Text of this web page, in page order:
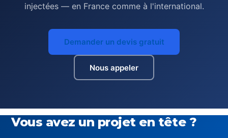
injectées — en France comme à l'international.
Demander un devis gratuit
Nous appeler
Vous avez un projet en tête ?